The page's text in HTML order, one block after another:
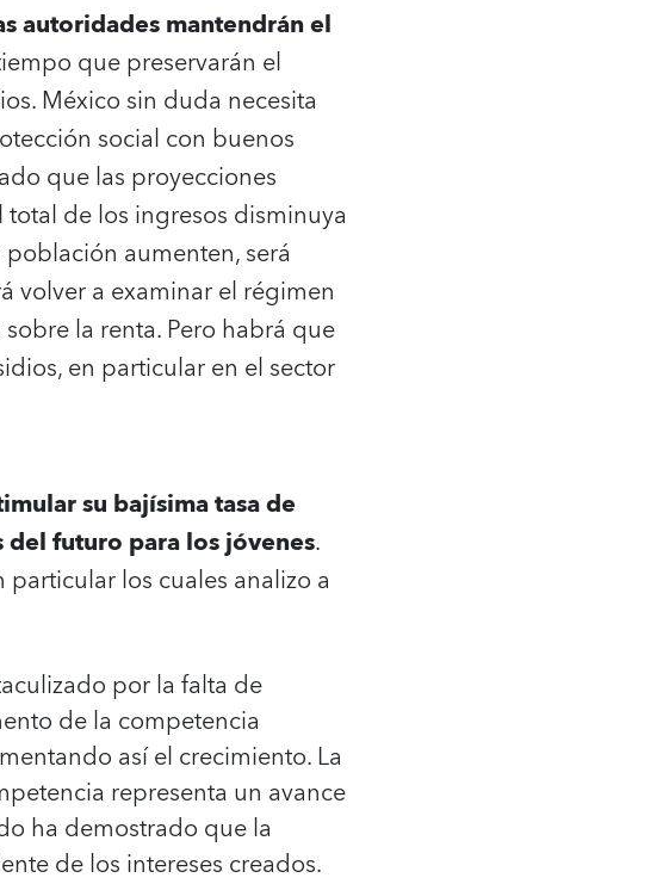
autoridades mantendrán el
que preservarán el
México sin duda necesita
social con buenos
que las proyecciones
de los ingresos disminuya
aumenten, será
volver a examinar el régimen
la renta. Pero habrá que
en particular en el sector
su bajísima tasa de
futuro para los jóvenes.
los cuales analizo a
por la falta de
de la competencia
así el crecimiento. La
representa un avance
ha demostrado que la
de los intereses creados.